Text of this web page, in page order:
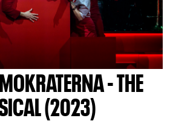
- THE
(2023)